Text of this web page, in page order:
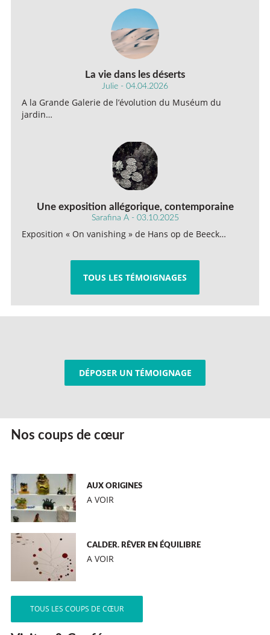
La vie dans les déserts
Julie - 04.04.2026
A la Grande Galerie de l’évolution du Muséum du
jardin…
Une exposition allégorique, contemporaine
Sarafina A - 03.10.2025
Exposition « On vanishing » de Hans op de Beeck…
TOUS LES TÉMOIGNAGES
DÉPOSER UN TÉMOIGNAGE
Nos coups de cœur
AUX ORIGINES
A VOIR
CALDER. RÊVER EN ÉQUILIBRE
A VOIR
TOUS LES COUPS DE CŒUR